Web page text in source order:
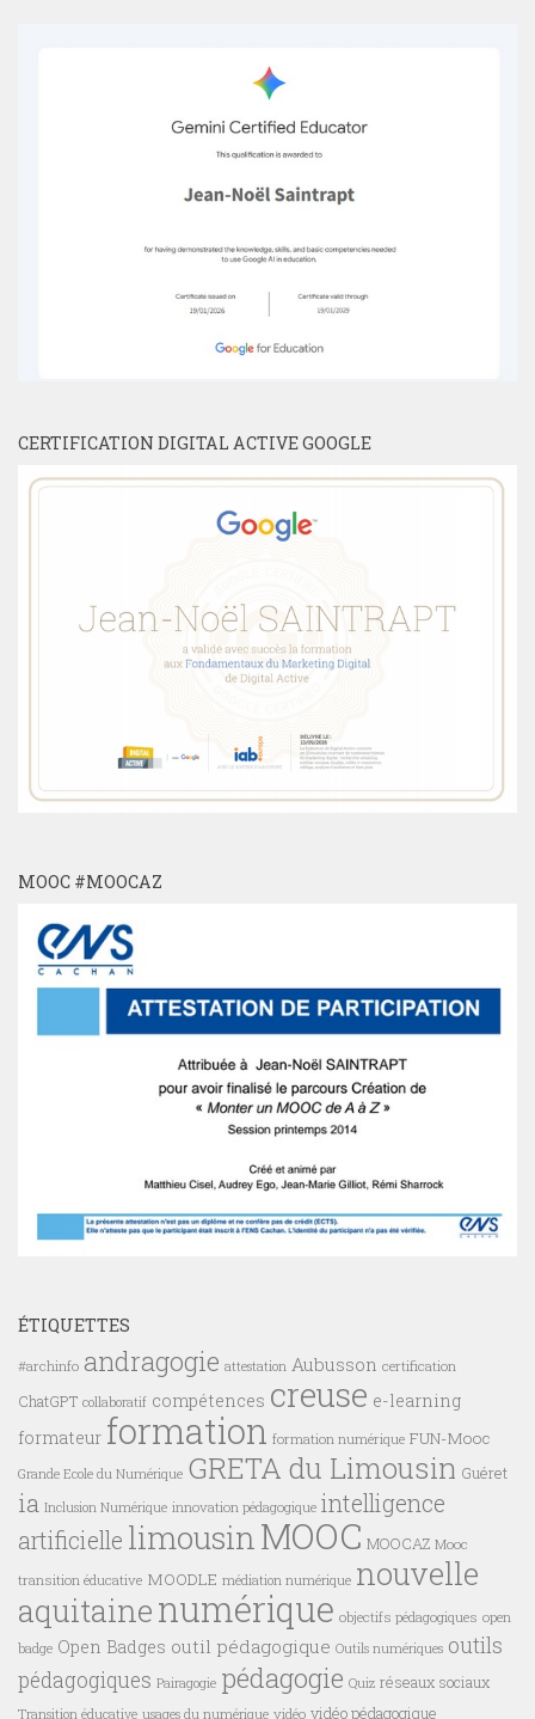
CERTIFICATION DIGITAL ACTIVE GOOGLE
MOOC #MOOCAZ
ÉTIQUETTES
#archinfo andragogie attestation Aubusson certification
ChatGPT collaboratif compétences creuse e-learning
formateur formation formation numérique FUN-Mooc
Grande Ecole du Numérique GRETA du Limousin Guéret
ia Inclusion Numérique innovation pédagogique intelligence
artificielle limousinMOOC MOOCAZ Mooc
transition éducative MOODLE médiation numérique nouvelle
aquitainenumérique objectifs pédagogiques open
badge Open Badges outil pédagogique Outils numériques outils
pédagogiques Pairagogie pédagogie Quiz réseaux sociaux
Transition éducative usages du numérique vidéo vidéo pédagogique